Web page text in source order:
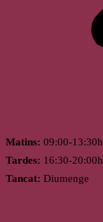
Matins: 09:00-13:30h
Tardes: 16:30-20:00h
Tancat: Diumenge